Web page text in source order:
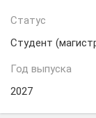
Статус
Студент
Год выпуска
2027